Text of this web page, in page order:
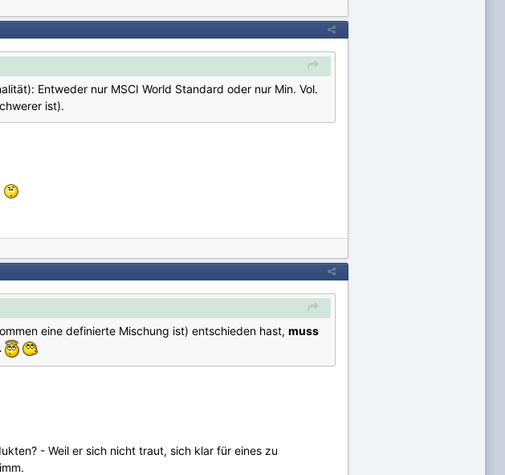
Entweder nur MSCI World Standard oder nur Min. Vol.
ist).
eine definierte Mischung ist) entschieden hast, muss
- Weil er sich nicht traut, sich klar für eines zu